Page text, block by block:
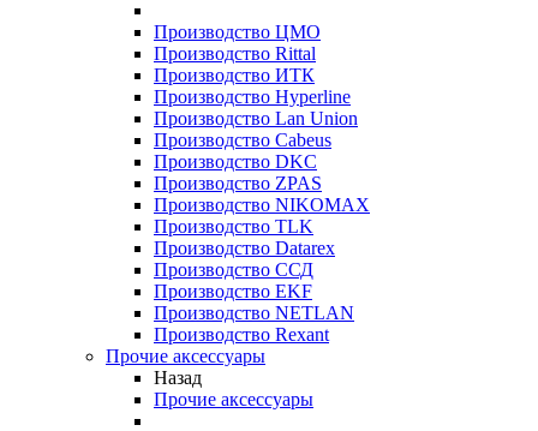
Производство ЦМО
Производство Rittal
Производство ИТК
Производство Hyperline
Производство Lan Union
Производство Cabeus
Производство DKC
Производство ZPAS
Производство NIKOMAX
Производство TLK
Производство Datarex
Производство ССД
Производство EKF
Производство NETLAN
Производство Rexant
Прочие аксеcсуары
Назад
Прочие аксеcсуары